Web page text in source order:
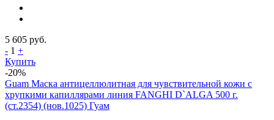
5 605 руб.
- 1 +
Купить
-20%
Guam Маска антицеллюлитная для чувствительной кожи с
хрупкими капиллярами линия FANGHI D`ALGA 500 г.
(ст.2354) (нов.1025) Гуам